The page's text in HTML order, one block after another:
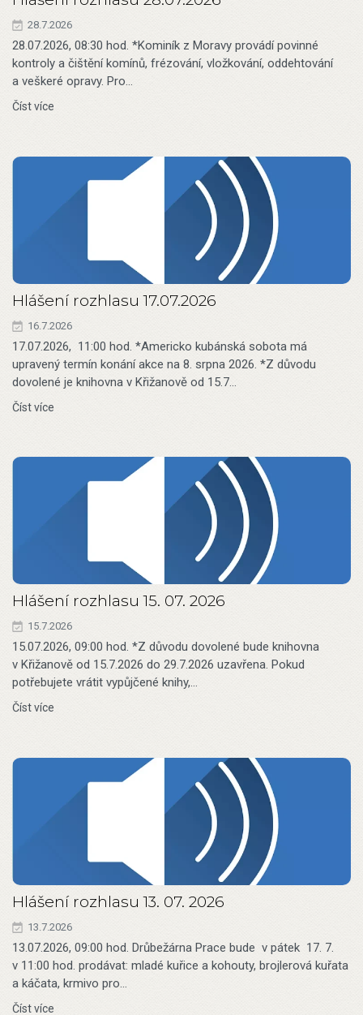
28.7.2026
28.07.2026, 08:30 hod. *Kominík z Moravy provádí povinné
kontroly a čištění komínů, frézování, vložkování, oddehtování
a veškeré opravy. Pro…
Číst více
Hlášení rozhlasu 17.07.2026
16.7.2026
17.07.2026, 11:00 hod. *Americko kubánská sobota má
upravený termín konání akce na 8. srpna 2026. *Z důvodu
dovolené je knihovna v Křižanově od 15.7…
Číst více
Hlášení rozhlasu 15. 07. 2026
15.7.2026
15.07.2026, 09:00 hod. *Z důvodu dovolené bude knihovna
v Křižanově od 15.7.2026 do 29.7.2026 uzavřena. Pokud
potřebujete vrátit vypůjčené knihy,…
Číst více
Hlášení rozhlasu 13. 07. 2026
13.7.2026
13.07.2026, 09:00 hod. Drůbežárna Prace bude v pátek 17. 7.
v 11:00 hod. prodávat: mladé kuřice a kohouty, brojlerová kuřata
a káčata, krmivo pro…
Číst více